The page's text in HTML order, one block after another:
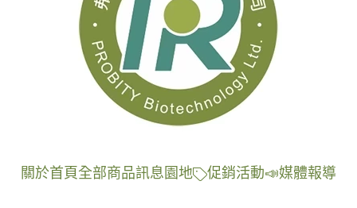
關於首頁 全部商品訊息園地 促銷活動📣媒體報導